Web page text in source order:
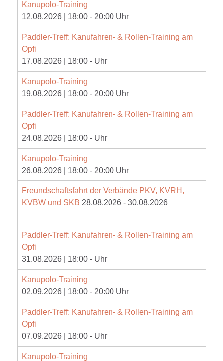
Kanupolo-Training
12.08.2026
18:00 - 20:00 Uhr
Paddler-Treff: Kanufahren- & Rollen-Training am
Opfi
17.08.2026
18:00 - Uhr
Kanupolo-Training
19.08.2026
18:00 - 20:00 Uhr
Paddler-Treff: Kanufahren- & Rollen-Training am
Opfi
24.08.2026
18:00 - Uhr
Kanupolo-Training
26.08.2026
18:00 - 20:00 Uhr
Freundschaftsfahrt der Verbände PKV, KVRH,
KVBW und SKB 28.08.2026 - 30.08.2026
Paddler-Treff: Kanufahren- & Rollen-Training am
Opfi
31.08.2026
18:00 - Uhr
Kanupolo-Training
02.09.2026
18:00 - 20:00 Uhr
Paddler-Treff: Kanufahren- & Rollen-Training am
Opfi
07.09.2026
18:00 - Uhr
Kanupolo-Training